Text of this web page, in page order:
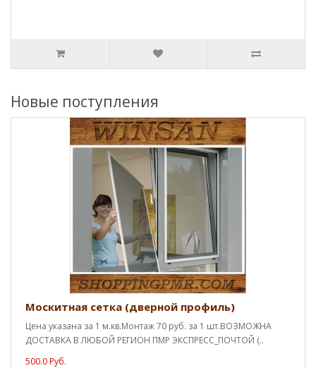
Новые поступления
Москитная сетка (дверной профиль)
Цена указана за 1 м.кв.Монтаж 70 руб. за 1 шт.ВОЗМОЖНА
ДОСТАВКА В ЛЮБОЙ РЕГИОН ПМР ЭКСПРЕСС_ПОЧТОЙ (..
500.0 Руб.